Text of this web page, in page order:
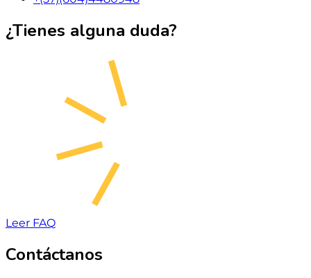
¿Tienes alguna duda?
Leer FAQ
Contáctanos